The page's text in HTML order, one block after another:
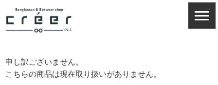
申し訳ございません。
こちらの商品は現在取り扱いがありません。